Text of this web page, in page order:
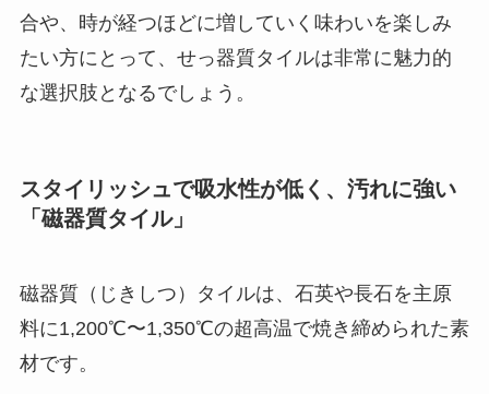
合や、時が経つほどに増していく味わいを楽しみ
たい方にとって、せっ器質タイルは非常に魅力的
な選択肢となるでしょう。
スタイリッシュで吸水性が低く、汚れに強い
「磁器質タイル」
磁器質（じきしつ）タイルは、石英や長石を主原
料に1,200℃〜1,350℃の超高温で焼き締められた素
材です。